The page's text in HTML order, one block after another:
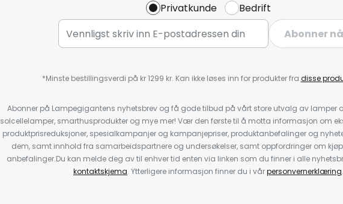
Privatkunde
Bedrift
Abonner nå
*Minste bestillingsverdi på kr 1299 kr. Kan ikke løses inn for produkter fra disse
Abonner på Lampegigantens nyhetsbrev og få gode tilbud på vårt store utvalg av lamper
solcellelamper, smarthusprodukter og mye mer! Vær den første til å motta informasjon om
produktprisreduksjoner, spesialkampanjer og kampanjepriser, produktanbefalinger og
dem, samt innhold fra samarbeidspartnere og undersøkelser, samt oppfordringer om
anbefalinger.Du kan melde deg av til enhver tid enten via linken som du finner i alle
kontaktskjema. Ytterligere informasjon finner du i vårpersonvernerklæring.